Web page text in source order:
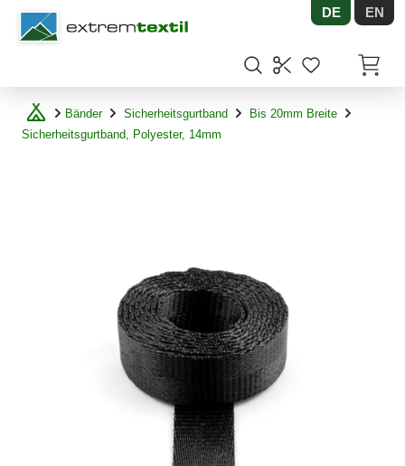
Shopware DE EN
Bänder Sicherheitsgurtband
Bis 20mm Breite
Sicherheitsgurtband, Polyester, 14mm